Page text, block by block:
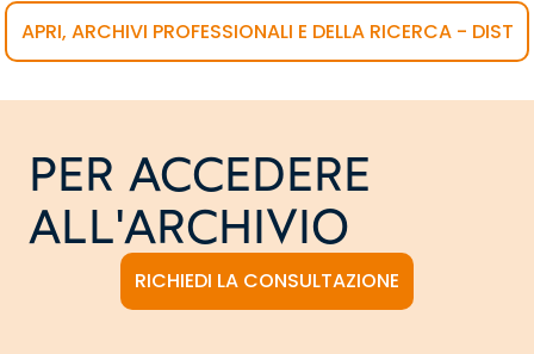
APRI, ARCHIVI PROFESSIONALI E DELLA RICERCA - DIST
PER ACCEDERE
ALL'ARCHIVIO
RICHIEDI LA CONSULTAZIONE